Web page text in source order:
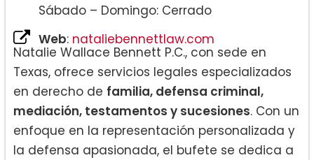
Sábado – Domingo: Cerrado
Web: nataliebennettlaw.com
Natalie Wallace Bennett P.C., con sede en
Texas, ofrece servicios legales especializados
en derecho de familia, defensa criminal,
mediación, testamentos y sucesiones. Con un
enfoque en la representación personalizada y
la defensa apasionada, el bufete se dedica a